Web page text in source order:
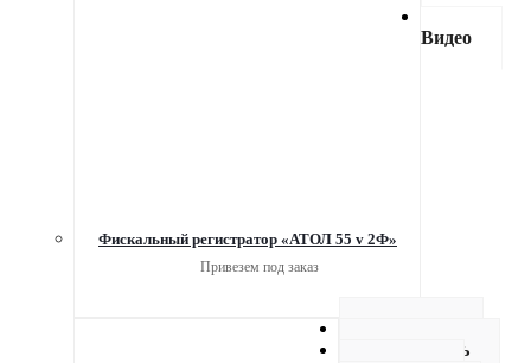
Фискальный регистратор «АТОЛ 55 v 2Ф»
Привезем под заказ
Видео
Как купить